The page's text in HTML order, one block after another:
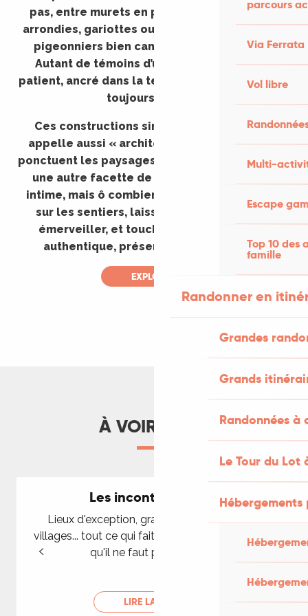
parcours
Via Ferrata
Vol libre
Multi-
Escape
Top 10 des
famille
Randonner en
Grandes
Grands
Randonnées
Le Tour du Lot
pas, entre murets en pierre sèche, cazelles
arrondies, gariottes oubliées, puits, lavoirs et
pigeonniers bien campés dans la lumière.
Autant de témoins d’un savoir-faire lotois
patient, ancré dans la terre et les gestes d’hier,
toujours vivants.
Ces constructions simples et utiles, qu’on
appelle aussi « architecture vernaculaire »,
ponctuent les paysages du Lot. Elles racontent
une autre facette de l’identité locale, plus
intime, mais ô combien précieuse. En flânant
sur les sentiers, laissez-vous surprendre,
émerveiller, et touchez du regard un Lot
authentique, préservé, bâti pour durer.
EXPLORER
À VOIR AUSSI
Les incontournables
Lieux d'exception, grands sites, plus beaux
villages... tout ce qui fait la renommée du Lot et
qu'il ne faut pas manquer.
LIRE LA SUITE